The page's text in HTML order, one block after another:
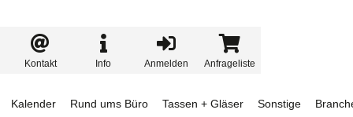
Kalender Rund ums Büro Tassen + Gläser Sonstige
Kontakt Info Anmelden Anfrageliste